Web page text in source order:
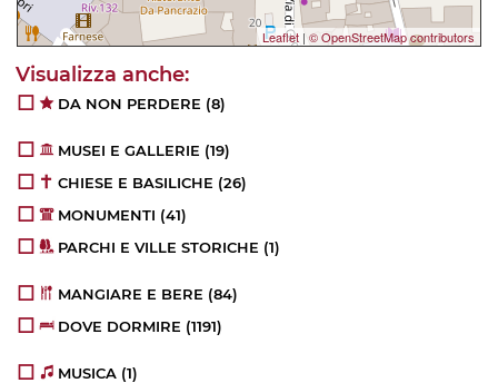
Leaflet | © OpenStreetMap contributors
DA NON PERDERE (8)
MUSEI E GALLERIE (19)
CHIESE E BASILICHE (26)
MONUMENTI (41)
PARCHI E VILLE STORICHE (1)
MANGIARE E BERE (84)
DOVE DORMIRE (1191)
MUSICA (1)